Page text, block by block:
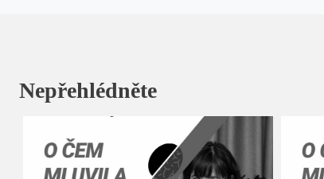
Nepřehlédněte